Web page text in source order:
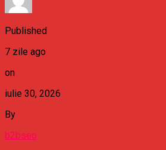
Published
7 zile ago
on
iulie 30, 2026
By
b2bseo